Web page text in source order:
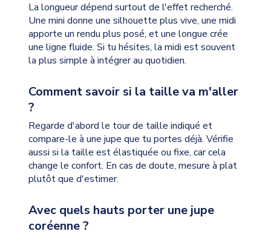
La longueur dépend surtout de l'effet recherché.
Une mini donne une silhouette plus vive, une midi
apporte un rendu plus posé, et une longue crée
une ligne fluide. Si tu hésites, la midi est souvent
la plus simple à intégrer au quotidien.
Comment savoir si la taille va m'aller
?
Regarde d'abord le tour de taille indiqué et
compare-le à une jupe que tu portes déjà. Vérifie
aussi si la taille est élastiquée ou fixe, car cela
change le confort. En cas de doute, mesure à plat
plutôt que d'estimer.
Avec quels hauts porter une jupe
coréenne ?